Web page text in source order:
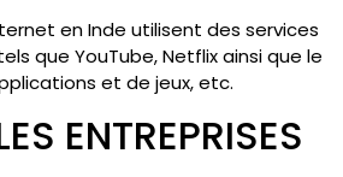
en Inde utilisent des services
que YouTube, Netflix ainsi que le
et de jeux, etc.
ENTREPRISES